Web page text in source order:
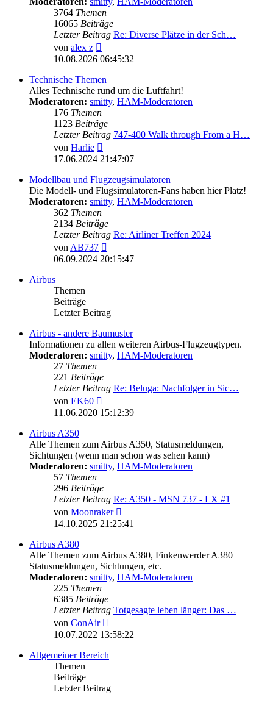
3764 Themen
16065 Beiträge
Letzter Beitrag Re: Diverse Plätze in der Sch…
von alex z
Beitrag
10.08.2026 06:45:32
Technische Themen
Alles Technische rund um die Luftfahrt!
Moderatoren: smitty, HAM-Moderatoren
176 Themen
1123 Beiträge
Letzter Beitrag 747-400 Walk through From a H…
von Harlie
Beitrag
17.06.2024 21:47:07
Modellbau und Flugzeugsimulatoren
Die Modell- und Flugsimulatoren-Fans haben hier Platz!
Moderatoren: smitty, HAM-Moderatoren
362 Themen
2134 Beiträge
Letzter Beitrag Re: Airliner Treffen 2024
vonAB737
Beitrag
06.09.2024 20:15:47
Airbus
Themen
Beiträge
Letzter Beitrag
Airbus - andere Baumuster
Informationen zu allen weiteren Airbus-Flugzeugtypen.
Moderatoren: smitty, HAM-Moderatoren
27 Themen
221 Beiträge
Letzter Beitrag Re: Beluga: Nachfolger in Sic…
von EK60
Beitrag
11.06.2020 15:12:39
Airbus A350
Alle Themen zum Airbus A350, Statusmeldungen,
Sichtungen (wenn man schon was sehen kann)
Moderatoren: smitty, HAM-Moderatoren
57 Themen
296 Beiträge
Letzter Beitrag Re: A350 - MSN 737 - LX #1
von Moonraker
Beitrag
14.10.2025 21:25:41
Airbus A380
Alle Themen zum Airbus A380, Finkenwerder A380
Statusmeldungen, Sichtungen, etc.
Moderatoren: smitty, HAM-Moderatoren
225 Themen
6385 Beiträge
Letzter Beitrag Totgesagte leben länger: Das …
von ConAir
Beitrag
10.07.2022 13:58:22
Allgemeiner Bereich
Themen
Beiträge
Letzter Beitrag